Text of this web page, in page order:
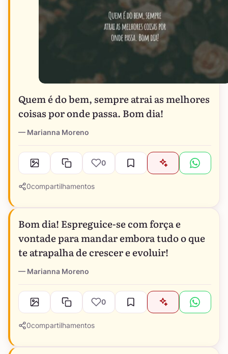
Quem é do bem, sempre atrai as melhores
coisas por onde passa. Bom dia!
Marianna Moreno
0
0compartilhamentos
Bom dia! Espreguice-se com força e
vontade para mandar embora tudo o que
te atrapalha de crescer e evoluir!
Marianna Moreno
0
0compartilhamentos